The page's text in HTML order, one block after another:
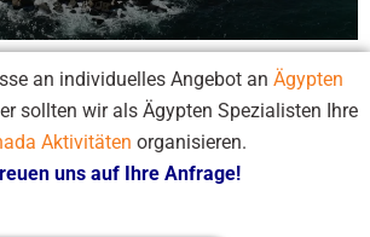
an individuelles Angebot an Ägypten
sollten wir als Ägypten Spezialisten Ihre
Aktivitäten organisieren.
uns auf Ihre Anfrage!